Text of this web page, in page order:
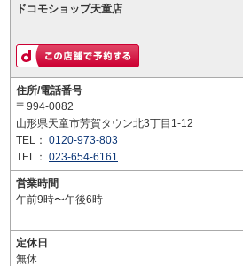
ドコモショップ天童店
住所/電話番号
〒994-0082
山形県天童市芳賀タウン北3丁目1-12
TEL： 0120-973-803
TEL： 023-654-6161
営業時間
午前9時〜午後6時
定休日
無休